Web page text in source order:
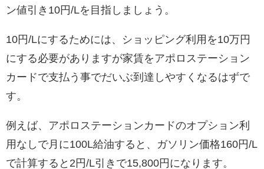
ン値引き10円/Lを目指しましょう。
10円/Lにするためには、ショッピング利用を10万円
にする必要がありますが家賃をアポロステーション
カードで支払う事でだいぶ到達しやすくなるはずで
す。
例えば、アポロステーションカードのオプション利
用なしで月に100L給油すると、ガソリン価格160円/L
で計算すると2円/L引きで15,800円になります。